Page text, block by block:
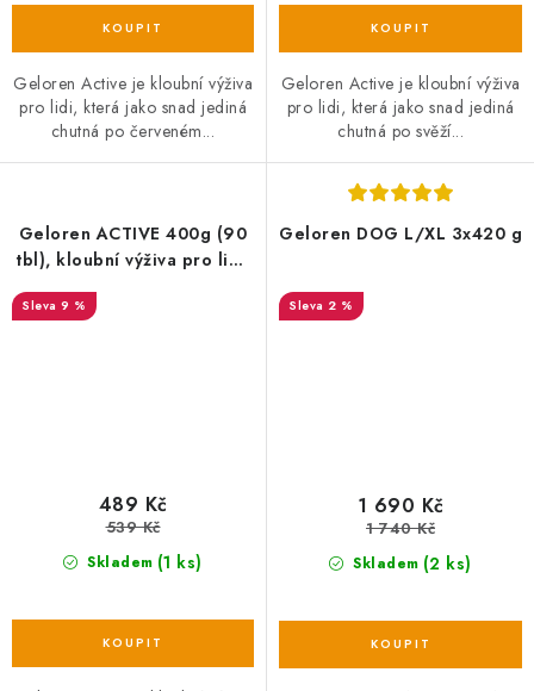
Geloren Active je kloubní výživa
pro lidi, která jako snad jediná
chutná po červeném...
Geloren Active je kloubní výživa
pro lidi, která jako snad jediná
chutná po svěží...
Geloren ACTIVE 400g (90
tbl), kloubní výživa pro lidi,
9 %
Skladem (1 ks)
489 Kč
539 Kč
Geloren DOG L/XL 3x420 g
2 %
Skladem (2 ks)
1 690 Kč
1 740 Kč